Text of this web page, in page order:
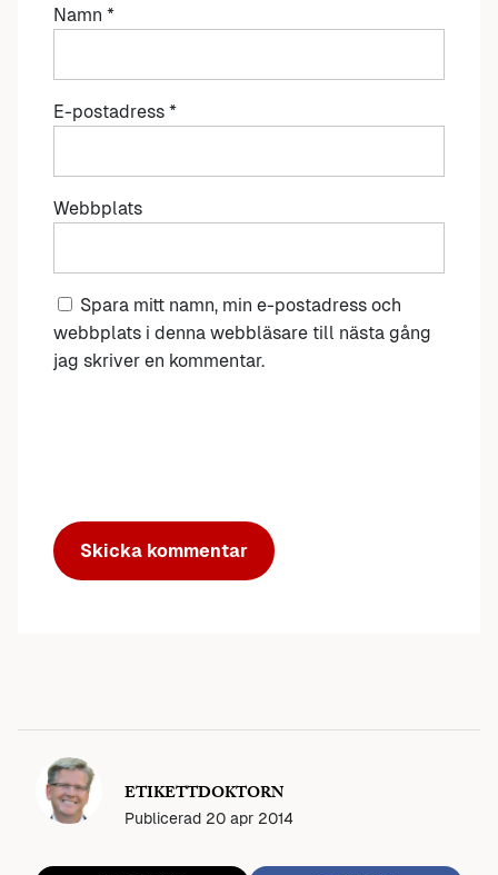
Namn *
E-postadress *
Webbplats
Spara mitt namn, min e-postadress och
webbplats i denna webbläsare till nästa gång
jag skriver en kommentar.
ETIKETTDOKTORN
Publicerad 20 apr 2014